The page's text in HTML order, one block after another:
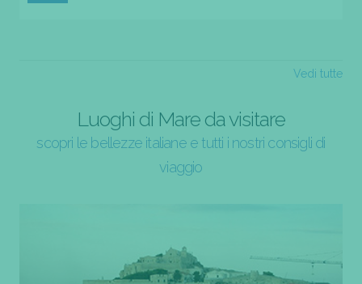
Vedi tutte
Luoghi di Mare da visitare
scopri le bellezze italiane e tutti i nostri consigli di
viaggio